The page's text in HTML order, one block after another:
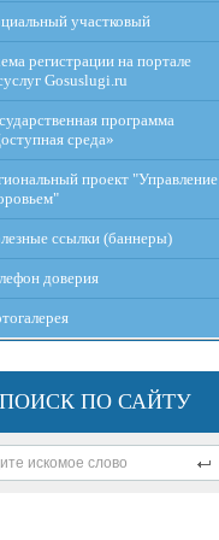
участковый
регистрации на портале
Gosuslugi.ru
программа
среда»
проект "Управление
ссылки (баннеры)
доверия
ПОИСК ПО САЙТУ